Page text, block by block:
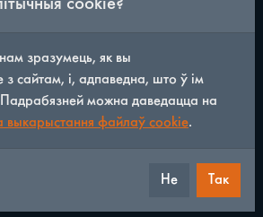
/ 290
Як мужык з жонкай сварыцца, то ў
Собаль K.C., 1912 г.н., 1975.
бураць сям'ю. Без згоды ў сям'і не
так i еж. Казімірчык А.П.,
г.н., 2001. Скураты Квас. Пасля
cookie?
зразумець, як вы
з сайтам, і, адпаведна, што ў ім
можна даведацца на
выкарыстання файлаў cookie.
Не Так